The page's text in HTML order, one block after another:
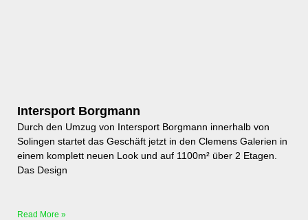
Intersport Borgmann
Durch den Umzug von Intersport Borgmann innerhalb von
Solingen startet das Geschäft jetzt in den Clemens Galerien in
einem komplett neuen Look und auf 1100m² über 2 Etagen.
Das Design
Read More »